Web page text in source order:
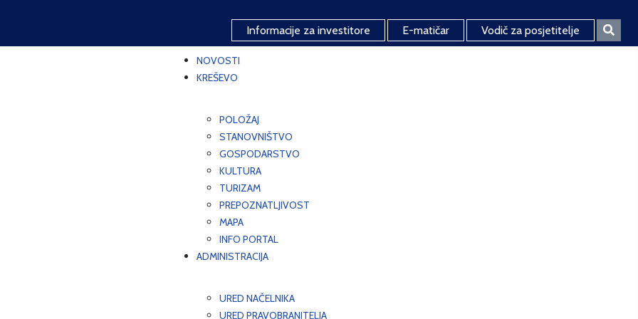
Informacije za investitore E-matičar Vodič za posjetitelje
NOVOSTI
KREŠEVO
POLOŽAJ
STANOVNIŠTVO
GOSPODARSTVO
KULTURA
TURIZAM
PREPOZNATLJIVOST
MAPA
INFO PORTAL
ADMINISTRACIJA
URED NAČELNIKA
URED PRAVOBRANITELJA